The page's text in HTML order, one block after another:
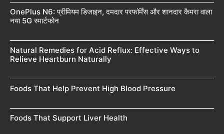
OnePlus N6: प्रीमियम डिजाइन, दमदार परफॉर्मेंस और शानदार कैमरा वाला
नया 5G स्मार्टफोन
Natural Remedies for Acid Reflux: Effective Ways to
Relieve Heartburn Naturally
Foods That Help Prevent High Blood Pressure
Foods That Support Liver Health